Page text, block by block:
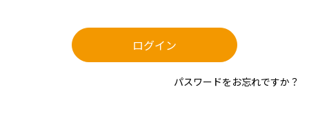
ログイン
パスワードをお忘れですか？